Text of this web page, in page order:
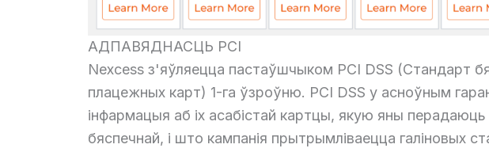
АДПАВЯДНАСЦЬ PCI
Nexcess з'яўляецца пастаўшчыком PCI DSS (Стандарт
плацежных карт) 1-га ўзроўню. PCI DSS у асноўным
інфармацыя аб іх асабістай картцы, якую яны
бяспечнай, і што кампанія прытрымліваецца галіновых